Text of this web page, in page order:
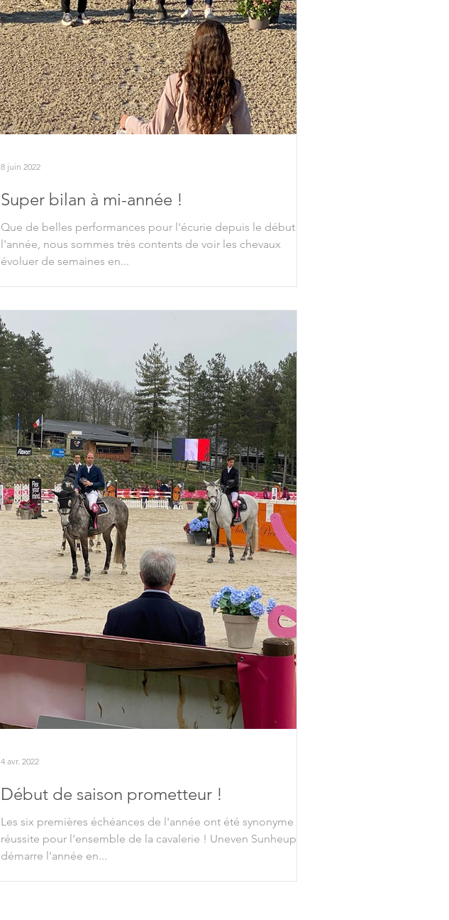
Super bilan à mi-année !
Que de belles performances pour l'écurie depuis le début de
l'année, nous sommes très contents de voir les chevaux
évoluer de semaines en...
8 juin 2022
Début de saison prometteur !
Les six premières échéances de l'année ont été synonyme de
réussite pour l'ensemble de la cavalerie ! Uneven Sunheup
démarre l'année en...
4 avr. 2022